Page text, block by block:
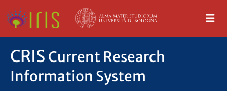
CRIS Current Research
Information System